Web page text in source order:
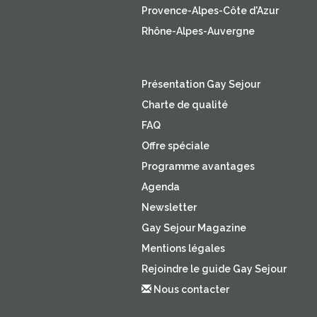
Provence-Alpes-Côte d'Azur
Rhône-Alpes-Auvergne
Présentation Gay Sejour
Charte de qualité
FAQ
Offre spéciale
Programme avantages
Agenda
Newsletter
Gay Sejour Magazine
Mentions légales
Rejoindre le guide Gay Sejour
Nous contacter